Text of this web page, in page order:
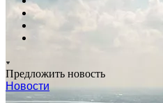
Предложить новость
Новости